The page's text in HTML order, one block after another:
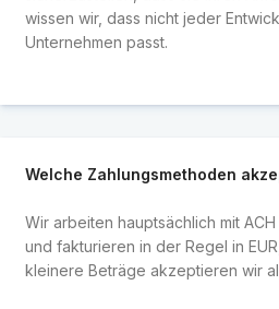
wissen wir, dass nicht jeder
Unternehmen passt.
Welche Zahlungsmethoden
Wir arbeiten hauptsächlich mit
und fakturieren in der Regel in
kleinere Beträge akzeptieren wir